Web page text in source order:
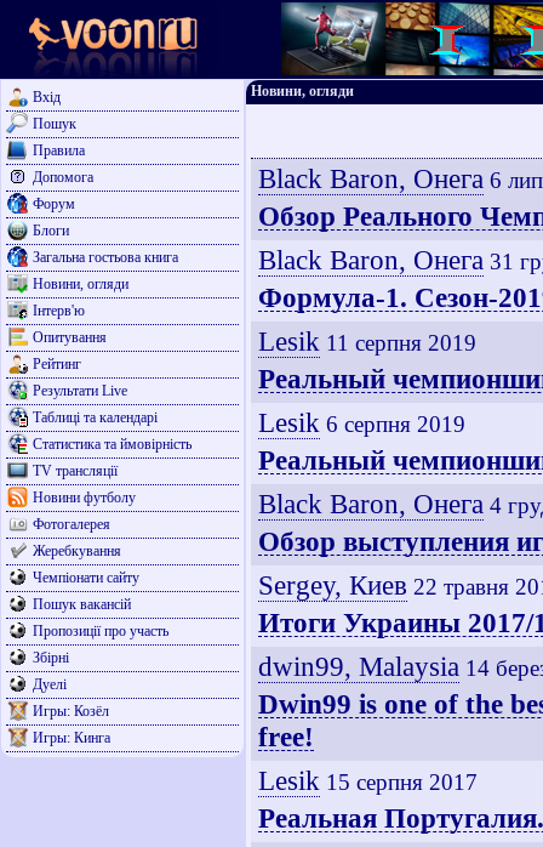
Вхід
Пошук
Правила
Допомога
Форум
Блоги
Загальна гостьова книга
Новини, огляди
Інтерв'ю
Опитування
Рейтинг
Результати Live
Таблиці та календарі
Статистика та ймовірність
TV трансляції
Новини футболу
Фотогалерея
Жеребкування
Чемпіонати сайту
Пошук вакансій
Пропозиції про участь
Збірні
Дуелі
Игры: Козёл
Игры: Кинга
Новини, огляди
Black Baron, Онега 6
Обзор Реального
Black Baron, Онега 31
Формула-1. Сезон-
Lesik 11 серпня 2019
Реальный
Lesik 6 серпня 2019
Реальный
Black Baron, Онега 4
Обзор выступления
Sergey, Киев 22 травня
Итоги Украины 2017/
dwin99, Malaysia 14
Dwin99 is one of the
free!
Lesik 15 серпня 2017
Реальная